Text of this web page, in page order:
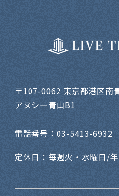
〒107-0062 東京都港区南
アヌシー青山B1
電話番号： 03-5413-6932
定休日： 毎週火・水曜日/